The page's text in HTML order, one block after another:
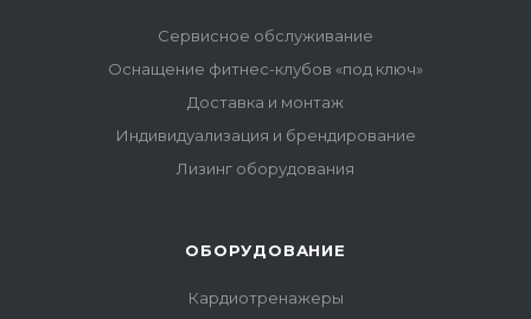
Сервисное обслуживание
Оснащение фитнес-клубов «под ключ»
Доставка и монтаж
Индивидуализация и брендирование
Лизинг оборудования
ОБОРУДОВАНИЕ
Кардиотренажеры